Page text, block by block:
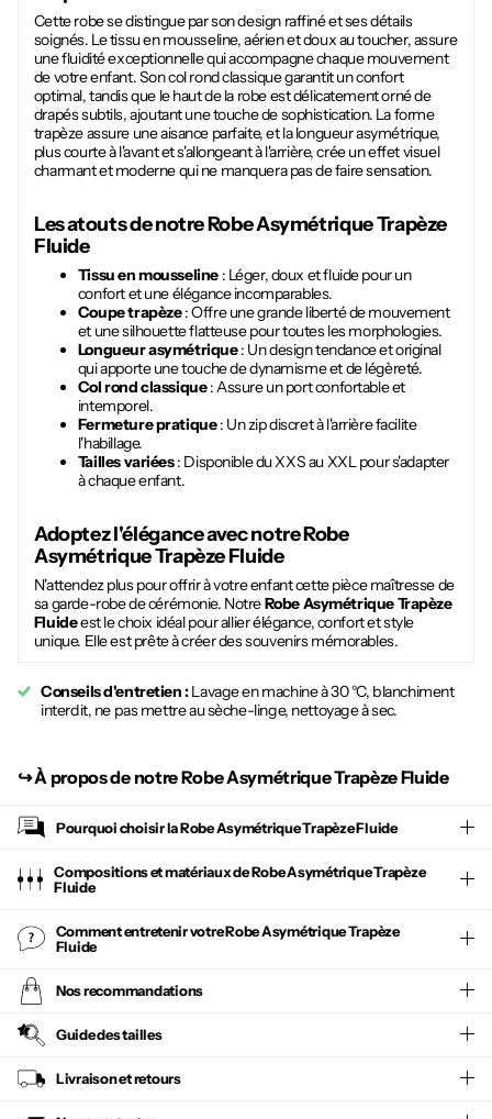
Cette robe se distingue par son design raffiné et ses détails
soignés. Le tissu en mousseline, aérien et doux au toucher, assure
une fluidité exceptionnelle qui accompagne chaque mouvement
de votre enfant. Son col rond classique garantit un confort
optimal, tandis que le haut de la robe est délicatement orné de
drapés subtils, ajoutant une touche de sophistication. La forme
trapèze assure une aisance parfaite, et la longueur asymétrique,
plus courte à l'avant et s'allongeant à l'arrière, crée un effet visuel
charmant et moderne qui ne manquera pas de faire sensation.
Les atouts de notreRobe Asymétrique Trapèze
Fluide
Tissu en mousseline: Léger, doux et fluide pour un
confort et une élégance incomparables.
Coupe trapèze: Offre une grande liberté de mouvement
et une silhouette flatteuse pour toutes les morphologies.
Longueur asymétrique: Un design tendance et original
qui apporte une touche de dynamisme et de légèreté.
Col rond classique: Assure un port confortable et
intemporel.
Fermeture pratique: Un zip discret à l'arrière facilite
l'habillage.
Tailles variées: Disponible du XXS au XXL pour s'adapter
à chaque enfant.
Adoptez l'élégance avec notreRobe
Asymétrique Trapèze Fluide
N'attendez plus pour offrir à votre enfant cette pièce maîtresse de
sa garde-robe de cérémonie. NotreRobe Asymétrique Trapèze
Fluideest le choix idéal pour allier élégance, confort et style
unique. Elle est prête à créer des souvenirs mémorables.
Conseils d'entretien :Lavage en machine à 30 °C, blanchiment
interdit, ne pas mettre au sèche-linge, nettoyage à sec.
↪︎À propos de notre Robe Asymétrique Trapèze Fluide
Pourquoi choisir laRobe Asymétrique Trapèze Fluide
Compositions et matériaux de Robe Asymétrique Trapèze
Fluide
Comment entretenir votreRobe Asymétrique Trapèze
Fluide
Nos recommandations
Guide des tailles
Livraison et retours